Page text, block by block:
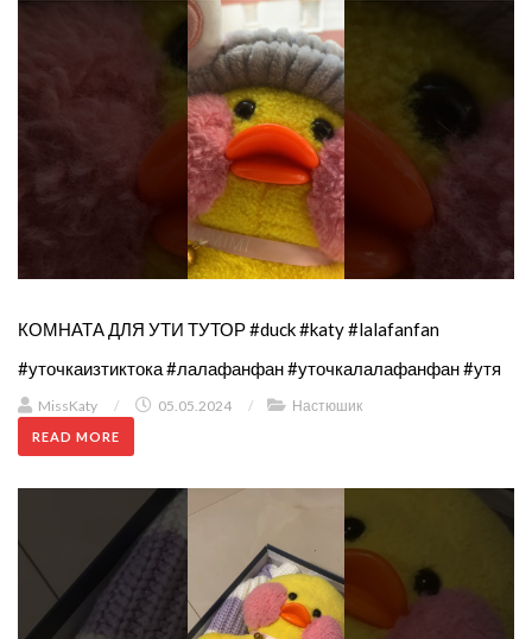
КОМНАТА ДЛЯ УТИ ТУТОР #duck #katy #lalafanfan
#уточкаизтиктока #лалафанфан #уточкалалафанфан #утя
MissKaty / 05.05.2024 / Настюшик
READ MORE